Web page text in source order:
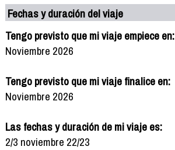
Fechas y duración del viaje
Tengo previsto que mi viaje empiece en:
Noviembre 2026
Tengo previsto que mi viaje finalice en:
Noviembre 2026
Las fechas y duración de mi viaje es:
2/3 noviembre 22/23